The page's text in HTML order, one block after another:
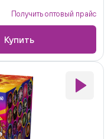
Получить оптовый прайс
Купить